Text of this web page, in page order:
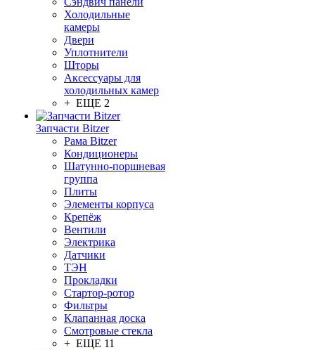
Холодильные
камеры
Двери
Уплотнители
Шторы
Аксессуары для
холодильных камер
+ ЕЩЕ 2
Запчасти Bitzer
Рама Bitzer
Кондиционеры
Шатунно-поршневая
группа
Плиты
Элементы корпуса
Крепёж
Вентили
Электрика
Датчики
ТЭН
Прокладки
Стартор-ротор
Фильтры
Клапанная доска
Смотровые стекла
+ ЕЩЕ 11